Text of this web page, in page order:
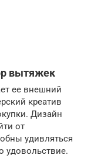
вытяжек
ее внешний
креатив
Дизайн
от
удивляться
удовольствие.